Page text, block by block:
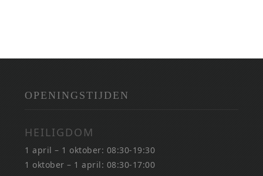
OPENINGSTIJDEN
HEILIGDOM
1 april – 1 oktober: 08:30-19:30
1 oktober – 1 april: 08:30-17:00